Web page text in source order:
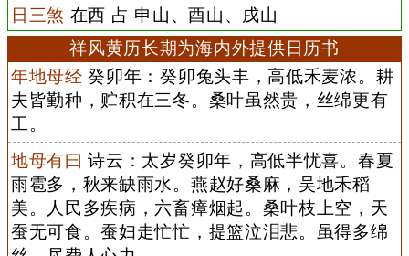
日三煞 在西 占 申山、酉山、戌山
祥风黄历长期为海内外提供日历书
年地母经 癸卯年：癸卯兔头丰，高低禾麦浓。耕
夫皆勤种，贮积在三冬。桑叶虽然贵，丝绵更有
工。
地母有曰 诗云：太岁癸卯年，高低半忧喜。春夏
雨雹多，秋来缺雨水。燕赵好桑麻，吴地禾稻
美。人民多疾病，六畜瘴烟起。桑叶枝上空，天
蚕无可食。蚕妇走忙忙，提篮泣泪悲。虽得多绵